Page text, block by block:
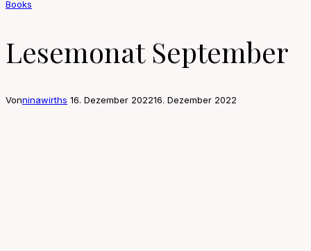
Books
Lesemonat September
Vonninawirths 16. Dezember 202216. Dezember 2022